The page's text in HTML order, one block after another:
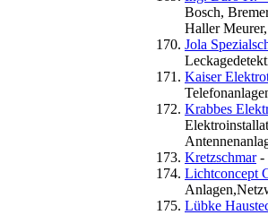
Bosch,
Haller
Jola
Kaiser
Krabbes
Kretzschmar-
Lichtconcept
Lübke